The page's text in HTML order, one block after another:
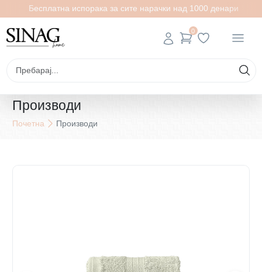
Бесплатна испорака за сите нарачки над 1000 денари
0
Производи
Почетна Производи